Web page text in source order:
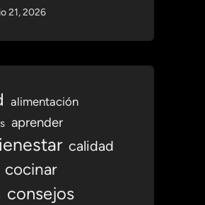
21, 2026
alimentación
aprender
calidad
cocinar
consejos